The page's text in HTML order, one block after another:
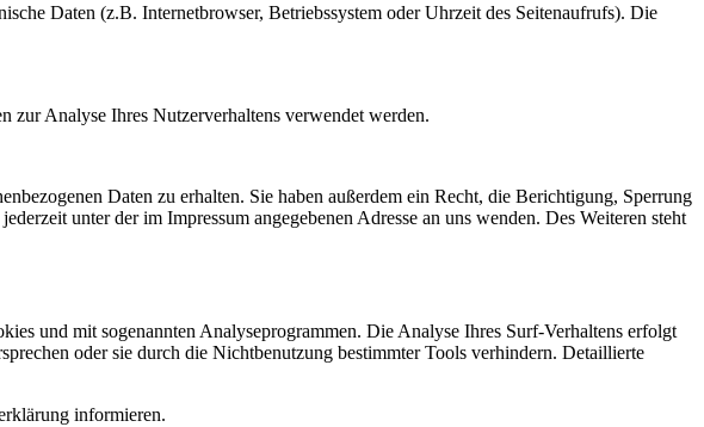
Daten (z.B. Internetbrowser, Betriebssystem oder Uhrzeit des Seitenaufrufs). Die
zur Analyse Ihres Nutzerverhaltens verwendet werden.
Daten zu erhalten. Sie haben außerdem ein Recht, die Berichtigung, Sperrung
unter der im Impressum angegebenen Adresse an uns wenden. Des Weiteren steht
und mit sogenannten Analyseprogrammen. Die Analyse Ihres Surf-Verhaltens erfolgt
oder sie durch die Nichtbenutzung bestimmter Tools verhindern. Detaillierte
informieren.